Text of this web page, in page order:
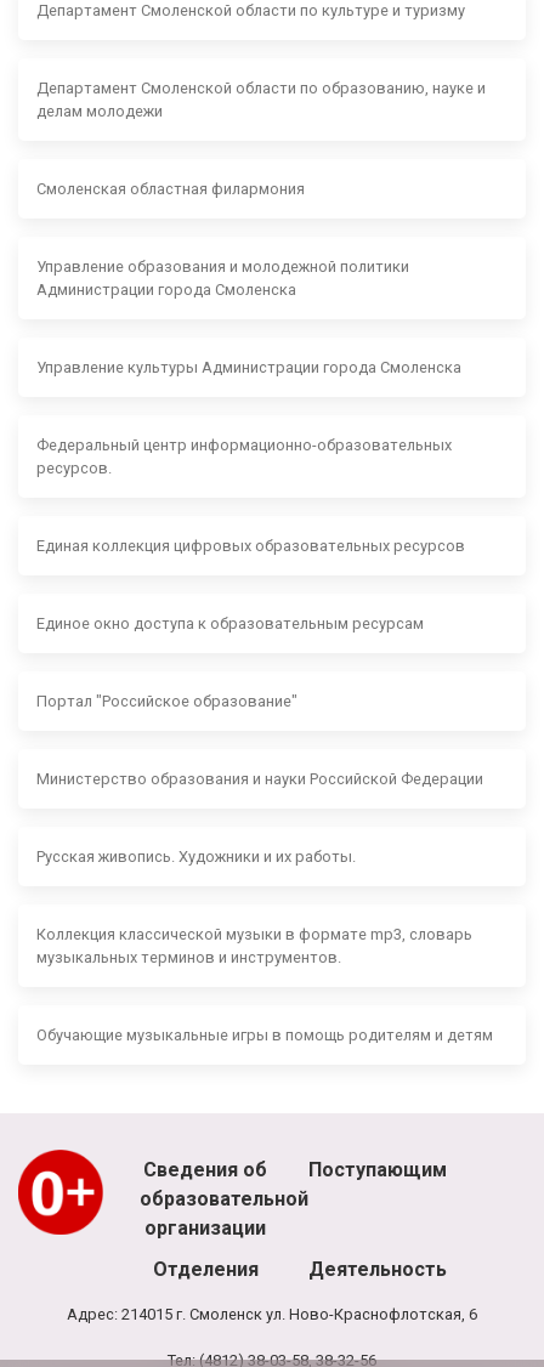
Департамент Смоленской области по культуре и туризму
Департамент Смоленской области по образованию, науке и
делам молодежи
Смоленская областная филармония
Управление образования и молодежной политики
Администрации города Смоленска
Управление культуры Администрации города Смоленска
Федеральный центр информационно-образовательных
ресурсов.
Единая коллекция цифровых образовательных ресурсов
Единое окно доступа к образовательным ресурсам
Портал "Российское образование"
Министерство образования и науки Российской Федерации
Русская живопись. Художники и их работы.
Коллекция классической музыки в формате mp3, словарь
музыкальных терминов и инструментов.
Обучающие музыкальные игры в помощь родителям и детям
Сведения об
образовательной
организации
Поступающим
Отделения Деятельность
Адрес: 214015 г. Смоленск ул. Ново-Краснофлотская, 6
Тел: (4812) 38-03-58, 38-32-56